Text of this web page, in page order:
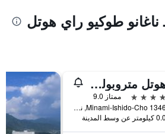
ناغانو طوكيو راي هوتل
هوتل متروبوليتان ناجانو
4 نجوم
ممتاز 9.0
1346 Minami-Ishido-Cho, ناغانو, اليابان
0.0 كيلومتر عن وسط المدينة